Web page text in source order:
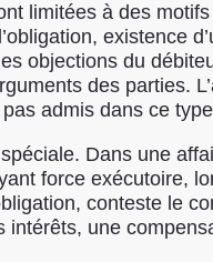
limitées à des
existence
objections du
des parties.
admis dans ce
Dans une
force exécutoire,
conteste le
une